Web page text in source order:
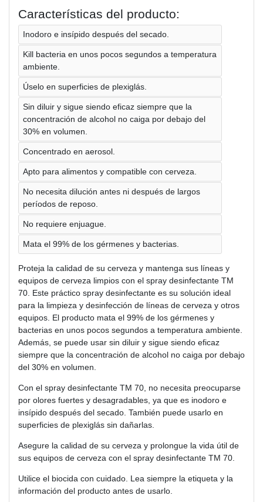
Características del producto:
Inodoro e insípido después del secado.
Kill bacteria en unos pocos segundos a temperatura
ambiente.
Úselo en superficies de plexiglás.
Sin diluir y sigue siendo eficaz siempre que la
concentración de alcohol no caiga por debajo del
30% en volumen.
Concentrado en aerosol.
Apto para alimentos y compatible con cerveza.
No necesita dilución antes ni después de largos
períodos de reposo.
No requiere enjuague.
Mata el 99% de los gérmenes y bacterias.
Proteja la calidad de su cerveza y mantenga sus líneas y
equipos de cerveza limpios con el spray desinfectante TM
70. Este práctico spray desinfectante es su solución ideal
para la limpieza y desinfección de líneas de cerveza y otros
equipos. El producto mata el 99% de los gérmenes y
bacterias en unos pocos segundos a temperatura ambiente.
Además, se puede usar sin diluir y sigue siendo eficaz
siempre que la concentración de alcohol no caiga por debajo
del 30% en volumen.
Con el spray desinfectante TM 70, no necesita preocuparse
por olores fuertes y desagradables, ya que es inodoro e
insípido después del secado. También puede usarlo en
superficies de plexiglás sin dañarlas.
Asegure la calidad de su cerveza y prolongue la vida útil de
sus equipos de cerveza con el spray desinfectante TM 70.
Utilice el biocida con cuidado. Lea siempre la etiqueta y la
información del producto antes de usarlo.